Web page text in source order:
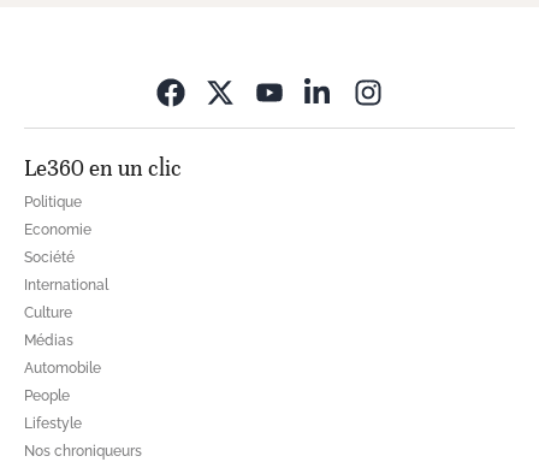
Le360 en un clic
Politique
Economie
Société
International
Culture
Médias
Automobile
People
Lifestyle
Nos chroniqueurs